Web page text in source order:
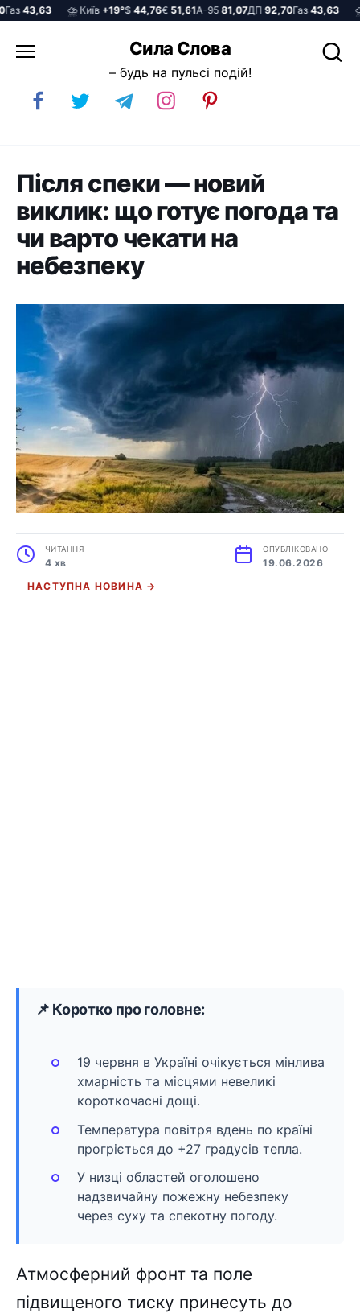
43,63 ⛈️ Київ+19°$44,76€51,61А-9581,07ДП92,70Газ43,63 ⛈️
до
Сила Слова
– будь на пульсі подій!
Після спеки — новий
виклик: що готує погода та
чи варто чекати на
небезпеку
ЧИТАННЯ
4 хв
ОПУБЛІКОВАНО
19.06.2026
НАСТУПНА НОВИНА →
📌 Коротко про головне:
19 червня в Україні очікується мінлива
хмарність та місцями невеликі
короткочасні дощі.
Температура повітря вдень по країні
прогріється до +27 градусів тепла.
У низці областей оголошено
надзвичайну пожежну небезпеку
через суху та спекотну погоду.
Атмосферний фронт та поле
підвищеного тиску принесуть до